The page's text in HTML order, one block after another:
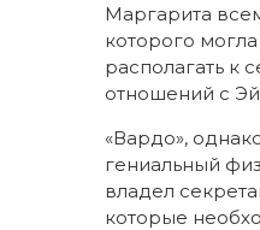
Маргарита
которого
располагать к
отношений с
«Вардо»,
гениальный
владел
которые